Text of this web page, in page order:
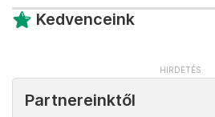
Kedvenceink
Partnereinktől